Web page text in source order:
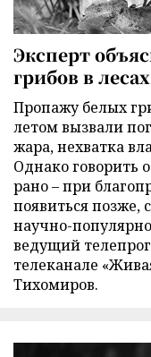
Эксперт
грибов в
Пропажу белых
летом вызвали
жара, нехватка
Однако говорить
рано – при
появиться позже,
научно-
ведущий
телеканале
Тихомиров.